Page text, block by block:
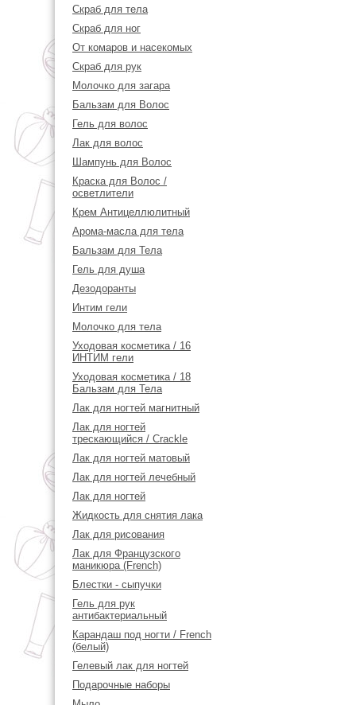
Скраб для тела
Скраб для ног
От комаров и насекомых
Скраб для рук
Молочко для загара
Бальзам для Волос
Гель для волос
Лак для волос
Шампунь для Волос
Краска для Волос /
осветлители
Крем Антицеллюлитный
Арома-масла для тела
Бальзам для Тела
Гель для душа
Дезодоранты
Интим гели
Молочко для тела
Уходовая косметика / 16
ИНТИМ гели
Уходовая косметика / 18
Бальзам для Тела
Лак для ногтей магнитный
Лак для ногтей
трескающийся / Crackle
Лак для ногтей матовый
Лак для ногтей лечебный
Лак для ногтей
Жидкость для снятия лака
Лак для рисования
Лак для Французского
маникюра (French)
Блестки - сыпучки
Гель для рук
антибактериальный
Карандаш под ногти / French
(белый)
Гелевый лак для ногтей
Подарочные наборы